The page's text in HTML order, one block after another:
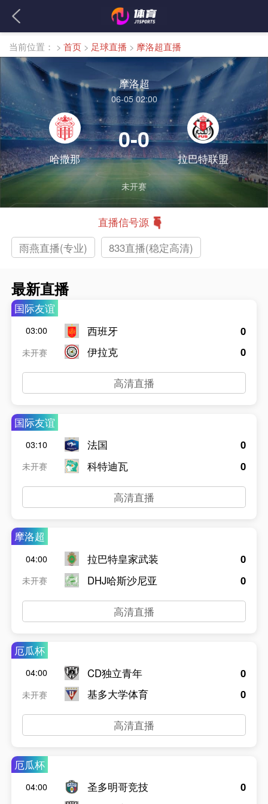
当前位置： > 首页 > 足球直播 > 摩洛超直播
摩洛超
06-05 02:00
哈撒那
0-0
拉巴特联盟
未开赛
直播信号源
雨燕直播(专业)
833直播(稳定高清)
最新直播
国际友谊
03:00
未开赛
西班牙
伊拉克
0
0
高清直播
国际友谊
03:10
未开赛
法国
科特迪瓦
0
0
高清直播
摩洛超
04:00
未开赛
拉巴特皇家武装
DHJ哈斯沙尼亚
0
0
高清直播
厄瓜杯
04:00
未开赛
CD独立青年
基多大学体育
0
0
高清直播
厄瓜杯
04:00
圣多明哥竞技
0